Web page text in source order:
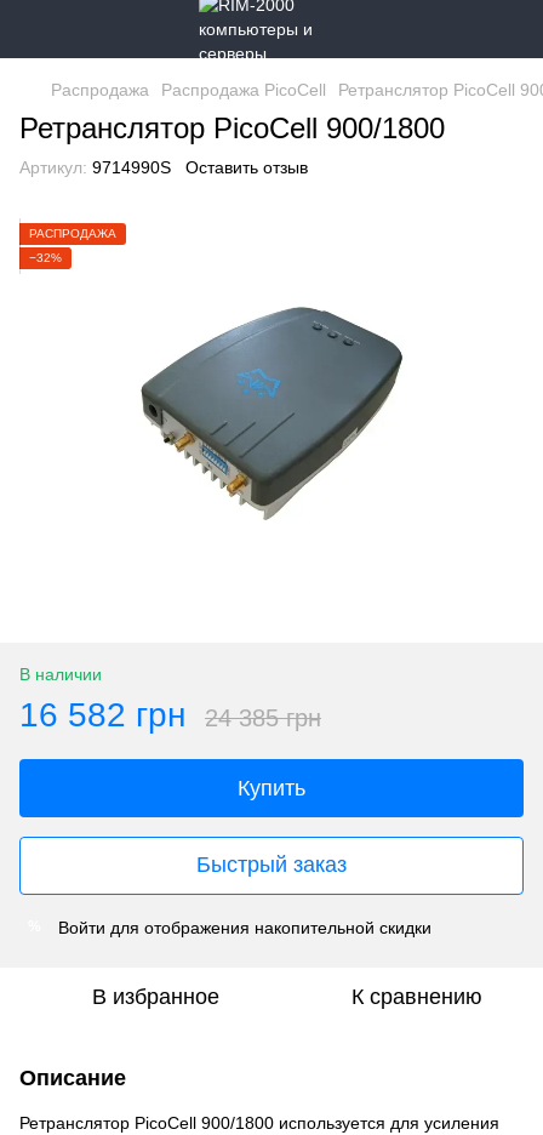
Распродажа Распродажа PicoCell Ретранслятор PicoCell
Ретранслятор PicoCell 900/1800
Артикул: 9714990S Оставить отзыв
РАСПРОДАЖА
−32%
В наличии
16 582 грн 24 385 грн
Купить
Быстрый заказ
Войти для отображения накопительной скидки
В избранное К сравнению
Описание
Ретранслятор PicoCell 900/1800 используется для усиления